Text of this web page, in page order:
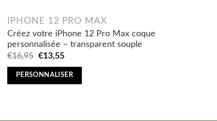
IPHONE 12 PRO MAX
Créez votre iPhone 12 Pro Max coque
personnalisée – transparent souple
€16,95
Original
was:
€13,55Current
is:
PERSONNALISER